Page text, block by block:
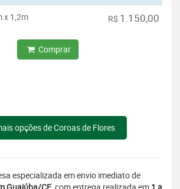
x 1,2m R$ 1.150,00
Comprar
opções de Coroas de Flores
especializada em envio imediato de